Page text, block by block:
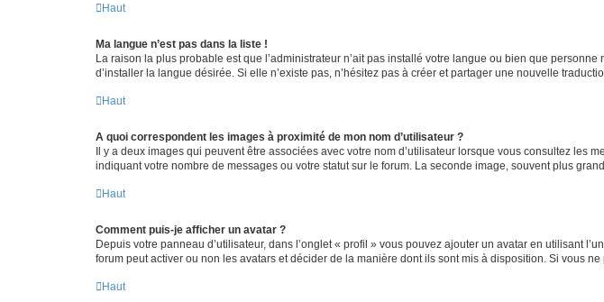
Haut
Ma langue n’est pas dans la liste !
La raison la plus probable est que l’administrateur n’ait pas installé votre langue ou bien que
d’installer la langue désirée. Si elle n’existe pas, n’hésitez pas à créer et partager une nouvelle
Haut
A quoi correspondent les images à proximité de mon nom d’utilisateur ?
Il y a deux images qui peuvent être associées avec votre nom d’utilisateur lorsque vous consultez les
indiquant votre nombre de messages ou votre statut sur le forum. La seconde image, souvent plus
Haut
Comment puis-je afficher un avatar ?
Depuis votre panneau d’utilisateur, dans l’onglet « profil » vous pouvez ajouter un avatar en utilisant
forum peut activer ou non les avatars et décider de la manière dont ils sont mis à disposition. Si vous
Haut